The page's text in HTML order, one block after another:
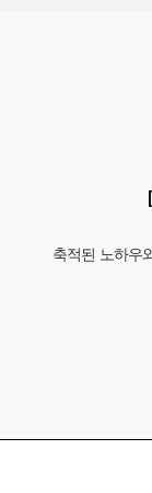
축적된 노하우